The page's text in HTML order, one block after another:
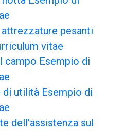
pesanti
vitae
campo Esempio di
utilità Esempio di
dell'assistenza sul